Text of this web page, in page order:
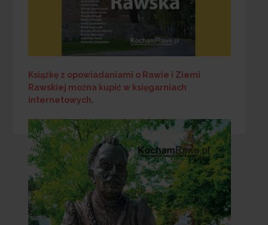
Książkę z opowiadaniami o Rawie i Ziemi
Rawskiej można kupić w księgarniach
internetowych.